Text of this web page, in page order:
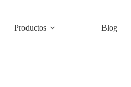
Productos Blog